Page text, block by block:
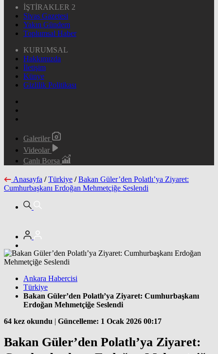
İŞTİRAKLER 2
Sivas Gazetesi
Yakın Gündem
Toplumsal Haber
KURUMSAL
Hakkımızda
İletişim
Künye
Gizlilik Politikası
Galeriler
Videolar
Canlı Borsa
Anasayfa / Türkiye / Bakan Güler’den Polatlı’ya Ziyaret:
Cumhurbaşkanı Erdoğan Mehmetçiğe Seslendi
Ankara Habercisi
Türkiye
Bakan Güler’den Polatlı’ya Ziyaret: Cumhurbaşkanı
Erdoğan Mehmetçiğe Seslendi
64 kez okundu | Güncelleme: 1 Ocak 2026 00:17
Bakan Güler’den Polatlı’ya Ziyaret: